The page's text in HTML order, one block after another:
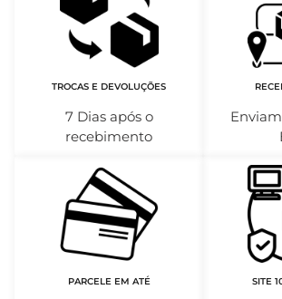
TROCAS E DEVOLUÇÕES
7 Dias após o
recebimento
PARCELE EM ATÉ SITE